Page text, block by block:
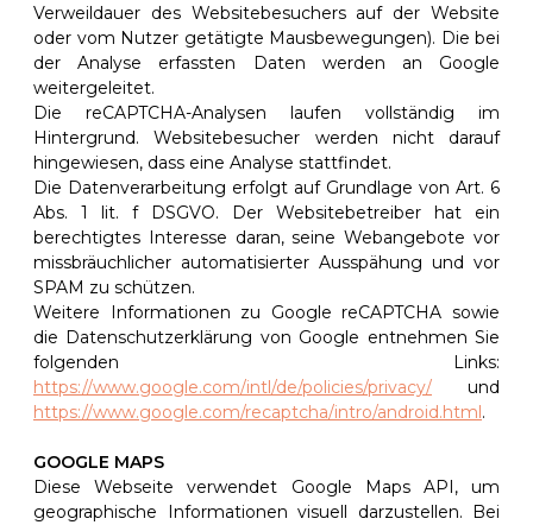
Verweildauer des Websitebesuchers auf der Website
oder vom Nutzer getätigte Mausbewegungen). Die bei
der Analyse erfassten Daten werden an Google
weitergeleitet.
Die reCAPTCHA-Analysen laufen vollständig im
Hintergrund. Websitebesucher werden nicht darauf
hingewiesen, dass eine Analyse stattfindet.
Die Datenverarbeitung erfolgt auf Grundlage von Art. 6
Abs. 1 lit. f DSGVO. Der Websitebetreiber hat ein
berechtigtes Interesse daran, seine Webangebote vor
missbräuchlicher automatisierter Ausspähung und vor
SPAM zu schützen.
Weitere Informationen zu Google reCAPTCHA sowie
die Datenschutzerklärung von Google entnehmen Sie
folgenden Links:
https://www.google.com/intl/de/policies/privacy/ und
https://www.google.com/recaptcha/intro/android.html.
GOOGLE MAPS
Diese Webseite verwendet Google Maps API, um
geographische Informationen visuell darzustellen. Bei